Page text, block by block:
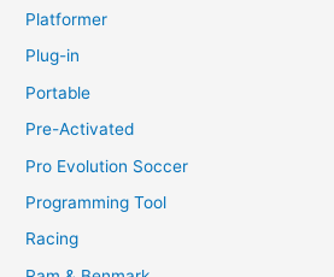
Platformer
Plug-in
Portable
Pre-Activated
Pro Evolution Soccer
Programming Tool
Racing